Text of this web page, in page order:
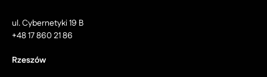
ul. Cybernetyki 19 B
+48 17 860 21 86
Rzeszów